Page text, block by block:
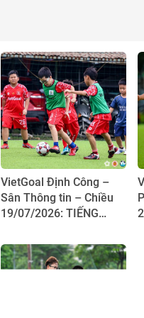
VietGoal Định Công –
Sân Thông tin – Chiều
19/07/2026: TIẾNG
NGÀY THI ĐẤU TẠI
VIETGOAL ĐỊNH CÔNG